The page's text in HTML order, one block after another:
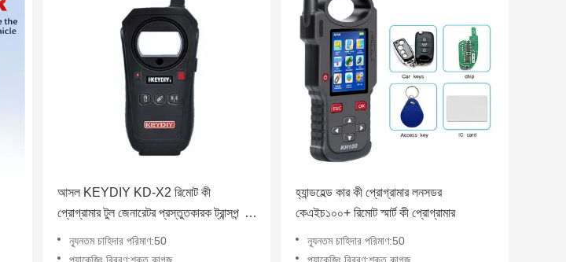
আসল KEYDIY KD-X2 রিমোট কী
প্রোগ্রামার টুল জেনারেটর প্রস্তুতকারক ট্রান্সপন্ডার
চিপ ক্লোনার
ন্যূনতম চাহিদার পরিমাণ:50
হ্যান্ডহেল্ড কার কী প্রোগ্রামার লনসডর
কেএইচ১০০+ রিমোট স্মার্ট কী প্রোগ্রামার
ন্যূনতম চাহিদার পরিমাণ:50